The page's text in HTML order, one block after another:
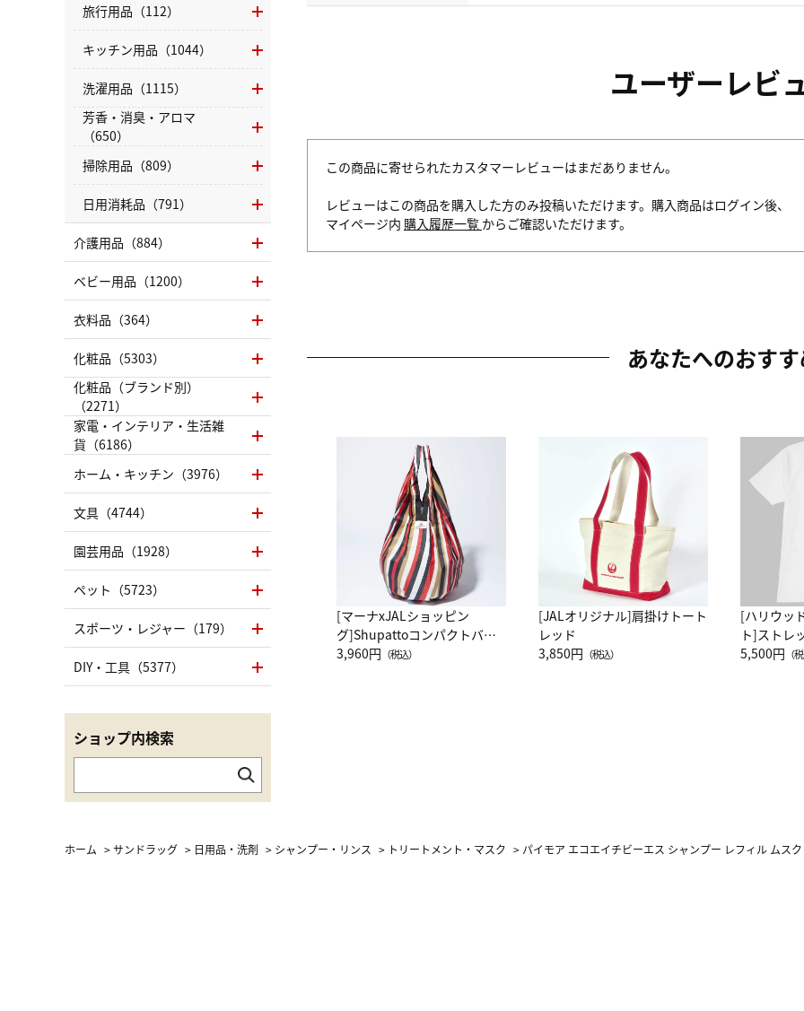
ユーザーレビ
この商品に寄せられたカスタマーレビューはまだありません。
レビューはこの商品を購入した方のみ投稿いただけます。購入商品はログイン後、
マイページ内 購入履歴一覧 からご確認いただけます。
あなたへのおす
[マーナxJALショッピン
グ]Shupattoコンパクトバッ
グ Drop JAL客室乗務員
3,960円 （税込）
[JALオリジナル]肩掛けトート
レッド
3,850円 （税込）
[ハリウッ
ト]ストレ
ーネック
5,500円 （
旅行用品（112）
キッチン用品（1044）
洗濯用品（1115）
芳香・消臭・アロマ
（650）
掃除用品（809）
日用消耗品（791）
介護用品（884）
ベビー用品（1200）
衣料品（364）
化粧品（5303）
化粧品（ブランド別）
（2271）
家電・インテリア・生活雑
貨（6186）
ホーム・キッチン（3976）
文具（4744）
園芸用品（1928）
ペット（5723）
スポーツ・レジャー（179）
DIY・工具（5377）
ショップ内検索
ホーム >サンドラッグ > 日用品・洗剤 > シャンプー・リンス > トリートメント・マスク > パイモア エコエイチビーエス シャンプー レフィル ムス